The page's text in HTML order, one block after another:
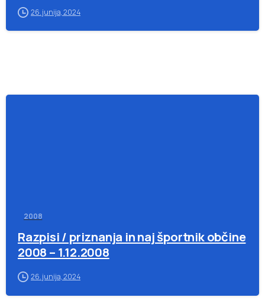
26. junija, 2024
2008
Razpisi / priznanja in naj športnik občine
2008 – 1.12.2008
26. junija, 2024